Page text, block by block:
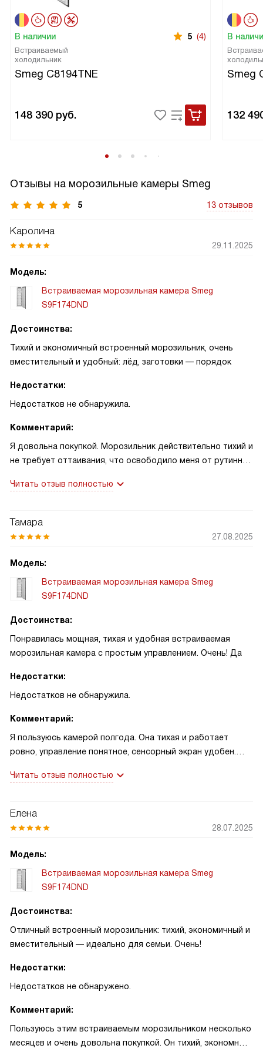
В наличии 5 (4)
Встраиваемый
холодильник
Smeg C8194TNE
148 390 руб.
В
Smeg
132
Отзывы на морозильные камеры Smeg
5 13 отзывов
Каролина
29.11.2025
Модель:
Встраиваемая морозильная камера Smeg
S9F174DND
Достоинства:
Тихий и экономичный встроенный морозильник, очень
вместительный и удобный: лёд, заготовки — порядок
Недостатки:
Недостатков не обнаружила.
Комментарий:
Я довольна покупкой. Морозильник действительно тихий и
не требует оттаивания, что освободило меня от рутинной
расставила все заготовки, гости не заметили заботы.
удобно управлять через дисплей! Детская блокировка
Читать отзыв полностью
Тамара
27.08.2025
Модель:
Встраиваемая морозильная камера Smeg
S9F174DND
Достоинства:
Понравилась мощная, тихая и удобная встраиваемая
морозильная камера с простым управлением. Очень! Да
Недостатки:
Недостатков не обнаружила.
Комментарий:
Я пользуюсь камерой полгода. Она тихая и работает
ровно, управление понятное, сенсорный экран удобен.
спасла урожай смородины — за час ягоды замёрзли и
пять удобных ящиков; иконки блокировки помогают при
и удобно.
Читать отзыв полностью
Елена
28.07.2025
Модель:
Встраиваемая морозильная камера Smeg
S9F174DND
Достоинства:
Отличный встроенный морозильник: тихий, экономичный и
вместительный — идеально для семьи. Очень!
Недостатки:
Недостатков не обнаружено.
Комментарий:
Пользуюсь этим встраиваемым морозильником несколько
месяцев и очень довольна покупкой. Он тихий, экономный